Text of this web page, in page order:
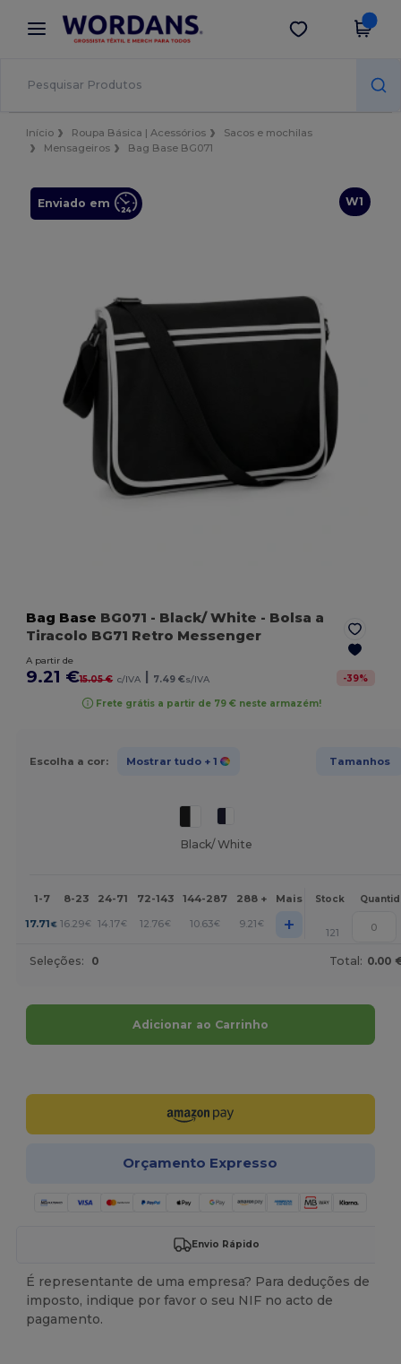
× App Wordans
Melhores preços na app!
Obter app
Início Roupa Básica | Acessórios
Sacos e mochilas
Mensageiros
Bag Base BG071
W1
Enviado em
Bag Base BG071 - Black/ White - Bolsa a
Tiracolo BG71 Retro Messenger
A partir de
9.21 €15.05 € c/IVA | 7.49 €s/IVA -39%
Frete grátis a partir de 79 € neste armazém!
Escolha a cor: Mostrar tudo + 1 Tamanhos
Black/ White
1-7 8-23 24-71 72-143 144-287 288 + Mais Stock
17.71 € 16.29€ 14.17€ 12.76€ 10.63€ 9.21€ + 121
Seleções: 0 Total: 0.00
Adicionar ao Carrinho
Orçamento Expresso
Envio Rápido
É representante de uma empresa? Para deduções de
imposto, indique por favor o seu NIF no acto de
pagamento.